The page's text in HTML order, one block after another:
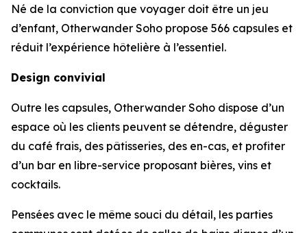
Né de la conviction que voyager doit être un jeu
d’enfant, Otherwander Soho propose 566 capsules et
réduit l’expérience hôtelière à l’essentiel.
Design convivial
Outre les capsules, Otherwander Soho dispose d’un
espace où les clients peuvent se détendre, déguster
du café frais, des pâtisseries, des en-cas, et profiter
d’un bar en libre-service proposant bières, vins et
cocktails.
Pensées avec le même souci du détail, les parties